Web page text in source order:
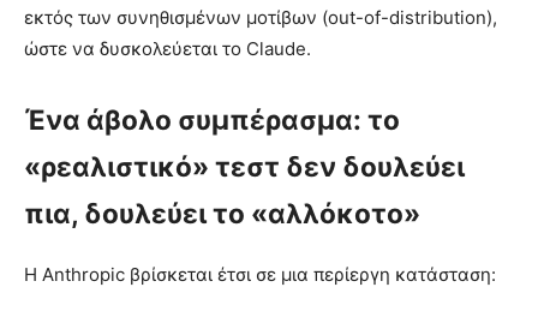
εκτός των συνηθισμένων μοτίβων (out-of-distribution),
ώστε να δυσκολεύεται το Claude.
Ένα άβολο συμπέρασμα: το
«ρεαλιστικό» τεστ δεν δουλεύει
πια, δουλεύει το «αλλόκοτο»
Η Anthropic βρίσκεται έτσι σε μια περίεργη κατάσταση: